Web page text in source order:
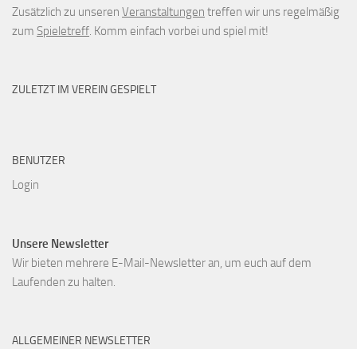
Zusätzlich zu unseren Veranstaltungen treffen wir uns regelmäßig
zum Spieletreff. Komm einfach vorbei und spiel mit!
ZULETZT IM VEREIN GESPIELT
BENUTZER
Login
Unsere Newsletter
Wir bieten mehrere E-Mail-Newsletter an, um euch auf dem
Laufenden zu halten.
ALLGEMEINER NEWSLETTER